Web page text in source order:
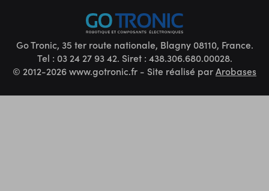
Go Tronic, 35 ter route nationale, Blagny 08110, France.
Tel : 03 24 27 93 42. Siret : 438.306.680.00028.
© 2012-2026 www.gotronic.fr - Site réalisé parArobases